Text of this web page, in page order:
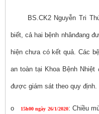
BS.CK2 Nguyễn Tri
biết, cả hai bệnh nhânđang
hiện chưa có kết quả. Các
an toàn tại Khoa Bệnh
được giám sát theo quy định.
o 15h00 ngày 26/1/2020: Chiều